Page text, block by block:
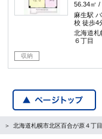
56.34㎡
麻生駅
校 徒歩4
北海道札
６丁目
収納
北海道札幌市北区百合が原４丁目